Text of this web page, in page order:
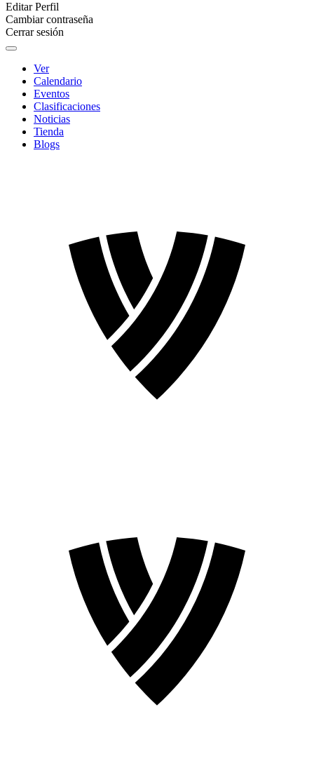
Editar Perfil
Cambiar contraseña
Cerrar sesión
Ver
Calendario
Eventos
Clasificaciones
Noticias
Tienda
Blogs